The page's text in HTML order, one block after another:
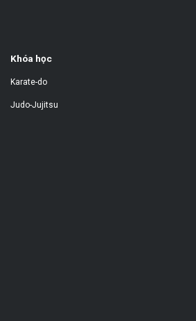
Khóa học
Karate-do
Judo-Jujitsu